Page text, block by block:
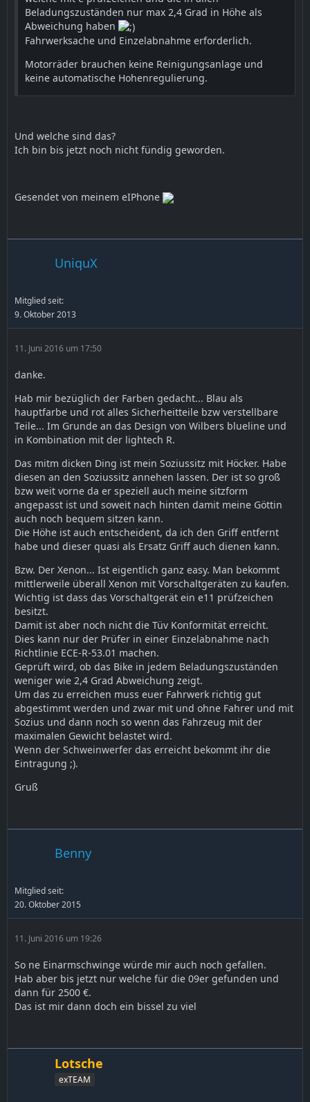
Beladungszuständen nur max 2,4 Grad in Höhe als
Abweichung haben
Fahrwerksache und Einzelabnahme erforderlich.
Motorräder brauchen keine Reinigungsanlage und
keine automatische Hohenregulierung.
Und welche sind das?
Ich bin bis jetzt noch nicht fündig geworden.
Gesendet von meinem eIPhone
UniquX
Mitglied seit:
9. Oktober 2013
11. Juni 2016 um 17:50
danke.
Hab mir bezüglich der Farben gedacht... Blau als
hauptfarbe und rot alles Sicherheitteile bzw verstellbare
Teile... Im Grunde an das Design von Wilbers blueline und
in Kombination mit der lightech R.
Das mitm dicken Ding ist mein Soziussitz mit Höcker. Habe
diesen an den Soziussitz annehen lassen. Der ist so groß
bzw weit vorne da er speziell auch meine sitzform
angepasst ist und soweit nach hinten damit meine Göttin
auch noch bequem sitzen kann.
Die Höhe ist auch entscheident, da ich den Griff entfernt
habe und dieser quasi als Ersatz Griff auch dienen kann.
Bzw. Der Xenon... Ist eigentlich ganz easy. Man bekommt
mittlerweile überall Xenon mit Vorschaltgeräten zu kaufen.
Wichtig ist dass das Vorschaltgerät ein e11 prüfzeichen
besitzt.
Damit ist aber noch nicht die Tüv Konformität erreicht.
Dies kann nur der Prüfer in einer Einzelabnahme nach
Richtlinie ECE-R-53.01 machen.
Geprüft wird, ob das Bike in jedem Beladungszuständen
weniger wie 2,4 Grad Abweichung zeigt.
Um das zu erreichen muss euer Fahrwerk richtig gut
abgestimmt werden und zwar mit und ohne Fahrer und mit
Sozius und dann noch so wenn das Fahrzeug mit der
maximalen Gewicht belastet wird.
Wenn der Schweinwerfer das erreicht bekommt ihr die
Eintragung ;).
Gruß
Benny
Mitglied seit:
20. Oktober 2015
11. Juni 2016 um 19:26
So ne Einarmschwinge würde mir auch noch gefallen.
Hab aber bis jetzt nur welche für die 09er gefunden und
dann für 2500 €.
Das ist mir dann doch ein bissel zu viel
Lotsche
exTEAM